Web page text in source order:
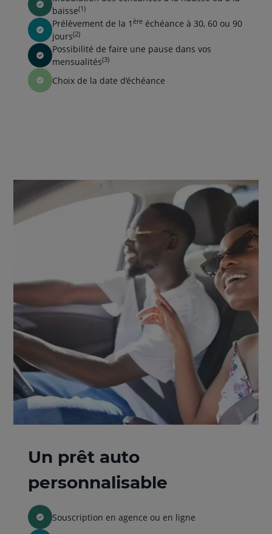
baisse(1)
Prélèvement de la 1ère échéance à 30, 60 ou 90
jours(2)
Possibilité de faire une pause dans vos
mensualités(3)
Choix de la date d’échéance
Un prêt auto
personnalisable
Souscription en agence ou en ligne